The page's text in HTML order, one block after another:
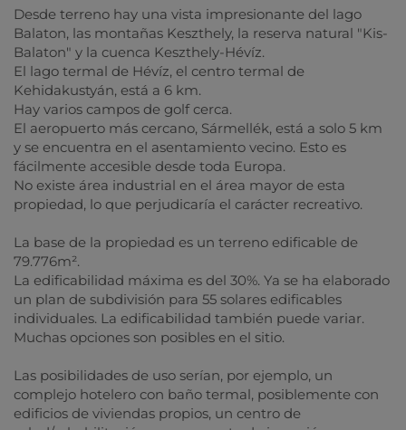
Desde terreno hay una vista impresionante del lago
Balaton, las montañas Keszthely, la reserva natural "Kis-
Balaton" y la cuenca Keszthely-Hévíz.
El lago termal de Hévíz, el centro termal de
Kehidakustyán, está a 6 km.
Hay varios campos de golf cerca.
El aeropuerto más cercano, Sármellék, está a solo 5 km
y se encuentra en el asentamiento vecino. Esto es
fácilmente accesible desde toda Europa.
No existe área industrial en el área mayor de esta
propiedad, lo que perjudicaría el carácter recreativo.
La base de la propiedad es un terreno edificable de
79.776m².
La edificabilidad máxima es del 30%. Ya se ha elaborado
un plan de subdivisión para 55 solares edificables
individuales. La edificabilidad también puede variar.
Muchas opciones son posibles en el sitio.
Las posibilidades de uso serían, por ejemplo, un
complejo hotelero con baño termal, posiblemente con
edificios de viviendas propios, un centro de